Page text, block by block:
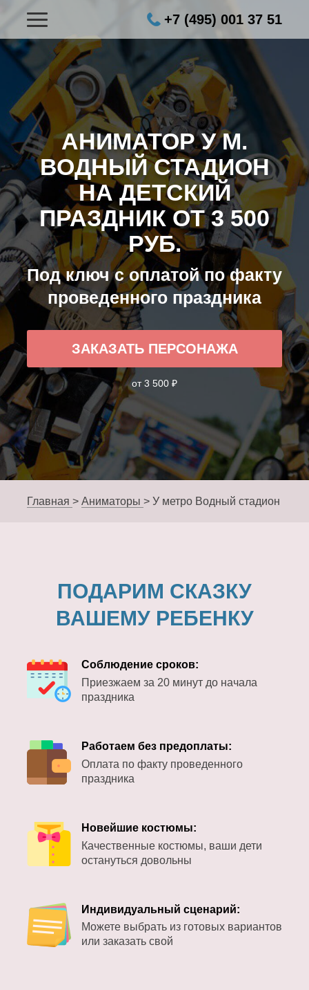
+7 (495) 001 37 51
АНИМАТОР У М.
ВОДНЫЙ СТАДИОН
НА ДЕТСКИЙ
ПРАЗДНИК ОТ 3 500
РУБ.
Под ключ с оплатой по факту
проведенного праздника
ЗАКАЗАТЬ ПЕРСОНАЖА
от 3 500 ₽
Главная > Аниматоры > У метро Водный стадион
ПОДАРИМ СКАЗКУ
ВАШЕМУ РЕБЕНКУ
Соблюдение сроков:
Приезжаем за 20 минут до начала
праздника
Работаем без предоплаты:
Оплата по факту проведенного
праздника
Новейшие костюмы:
Качественные костюмы, ваши дети
остануться довольны
Индивидуальный сценарий:
Можете выбрать из готовых вариантов
или заказать свой